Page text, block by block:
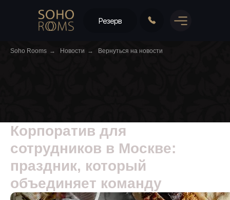
Резерв
Soho Rooms → Новости → Вернуться на новости
Корпоратив для
сотрудников в Москве:
праздник, который
объединяет команду